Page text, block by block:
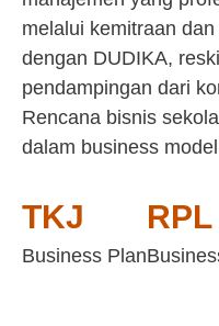
melalui kemitraan
dengan DUDIKA,
pendampingan dari
Rencana bisnis
dalam business
TKJ
Business Plan
RPL